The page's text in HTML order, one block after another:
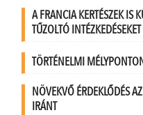
A FRANCIA KERTÉSZEK IS
TŰZOLTÓ
TÖRTÉNELMI
NÖVEKVŐ ÉRDEKLŐDÉS
IRÁNT